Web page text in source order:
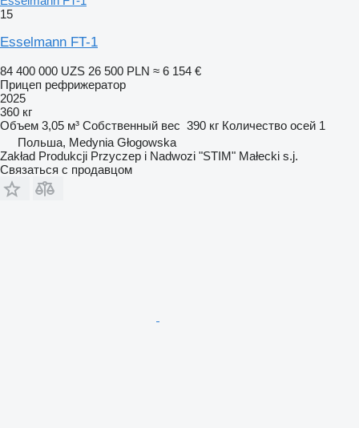
15
Esselmann FT-1
84 400 000 UZS 26 500 PLN ≈ 6 154 €
Прицеп рефрижератор
2025
360 кг
Объем 3,05 м³ Собственный вес 390 кг Количество осей 1
Польша, Medynia Głogowska
Zakład Produkcji Przyczep i Nadwozi "STIM" Małecki s.j.
Связаться с продавцом